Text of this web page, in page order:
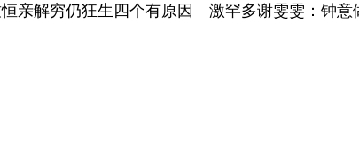
亲解穷仍狂生四个有原因 激罕多谢雯雯：钟意